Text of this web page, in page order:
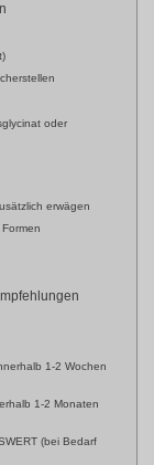
oder
erwägen
1-2 Wochen
1-2 Monaten
(bei Bedarf